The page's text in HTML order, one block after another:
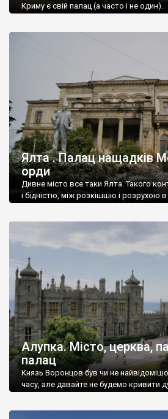
Криму є свій палац (а часто і не один).
Ялта . Палац нащадків
орди
Дивне місто все таки Ялта. Такого
і бідністю, між розкішшю і розрухою в
Алупка. Місто, церква,
палац
Князь Воронцов був чи не
часу, але давайте не будемо кривити